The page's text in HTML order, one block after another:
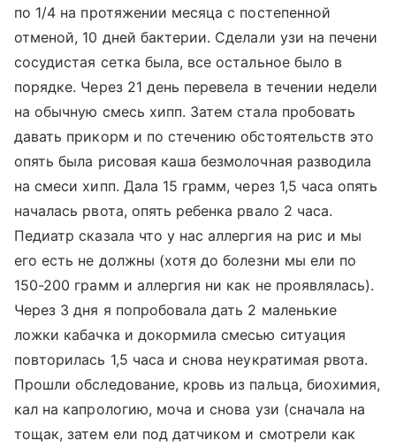
по 1/4 на протяжении месяца с постепенной
отменой, 10 дней бактерии. Сделали узи на печени
сосудистая сетка была, все остальное было в
порядке. Через 21 день перевела в течении недели
на обычную смесь хипп. Затем стала пробовать
давать прикорм и по стечению обстоятельств это
опять была рисовая каша безмолочная разводила
на смеси хипп. Дала 15 грамм, через 1,5 часа опять
началась рвота, опять ребенка рвало 2 часа.
Педиатр сказала что у нас аллергия на рис и мы
его есть не должны (хотя до болезни мы ели по
150-200 грамм и аллергия ни как не проявлялась).
Через 3 дня я попробовала дать 2 маленькие
ложки кабачка и докормила смесью ситуация
повторилась 1,5 часа и снова неукратимая рвота.
Прошли обследование, кровь из пальца, биохимия,
кал на капрологию, моча и снова узи (сначала на
тощак, затем ели под датчиком и смотрели как